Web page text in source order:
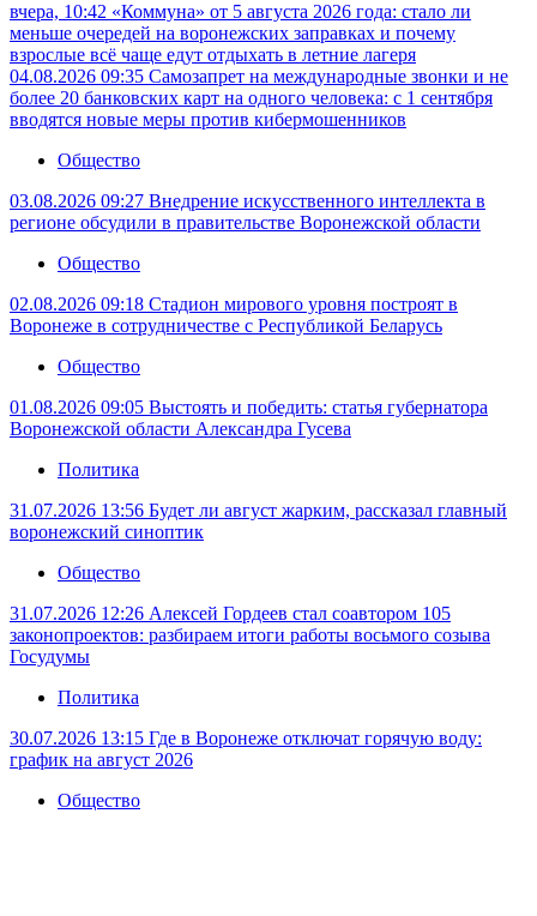
вчера, 10:42 «Коммуна» от 5 августа 2026 года: стало ли
меньше очередей на воронежских заправках и почему
взрослые всё чаще едут отдыхать в летние лагеря
04.08.2026 09:35 Самозапрет на международные звонки и не
более 20 банковских карт на одного человека: с 1 сентября
вводятся новые меры против кибермошенников
Общество
03.08.2026 09:27 Внедрение искусственного интеллекта в
регионе обсудили в правительстве Воронежской области
Общество
02.08.2026 09:18 Стадион мирового уровня построят в
Воронеже в сотрудничестве с Республикой Беларусь
Общество
01.08.2026 09:05 Выстоять и победить: статья губернатора
Воронежской области Александра Гусева
Политика
31.07.2026 13:56 Будет ли август жарким, рассказал главный
воронежский синоптик
Общество
31.07.2026 12:26 Алексей Гордеев стал соавтором 105
законопроектов: разбираем итоги работы восьмого созыва
Госудумы
Политика
30.07.2026 13:15 Где в Воронеже отключат горячую воду:
график на август 2026
Общество